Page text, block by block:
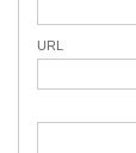
URL